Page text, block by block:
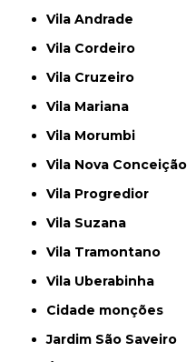
Vila Andrade
Vila Cordeiro
Vila Cruzeiro
Vila Mariana
Vila Morumbi
Vila Nova Conceição
Vila Progredior
Vila Suzana
Vila Tramontano
Vila Uberabinha
cidade monções
jardim São Saveiro